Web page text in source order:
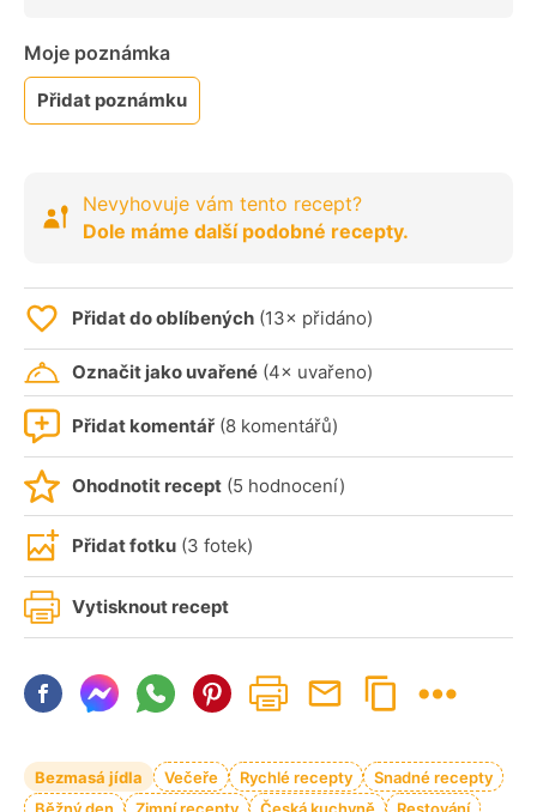
Moje poznámka
Přidat poznámku
Nevyhovuje vám tento recept?
Dole máme další podobné recepty.
Přidat do oblíbených (13× přidáno)
Označit jako uvařené (4× uvařeno)
Přidat komentář (8 komentářů)
Ohodnotit recept (5 hodnocení)
Přidat fotku (3 fotek)
Vytisknout recept
Bezmasá jídla Večeře Rychlé recepty
Snadné recepty